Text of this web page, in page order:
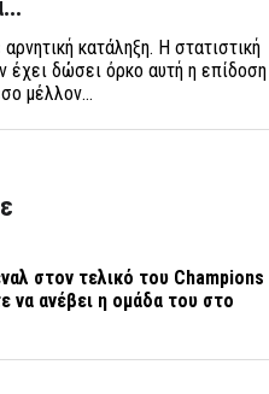
κατάληξη. Η στατιστική
δώσει όρκο αυτή η επίδοση
μέλλον…
στον τελικό του Champions
να ανέβει η ομάδα του στο